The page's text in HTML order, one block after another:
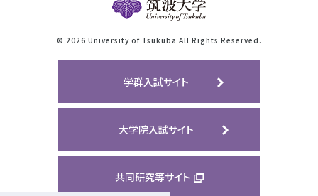
© 2026 University of Tsukuba All Rights Reserved.
学群入試サイト
大学院入試サイト
共同研究等サイト